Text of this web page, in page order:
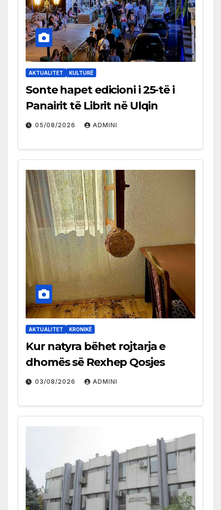
AKTUALITET KULTURË
Sonte hapet edicioni i 25-të i
Panairit të Librit në Ulqin
05/08/2026 ADMINI
AKTUALITET KRONIKË
Kur natyra bëhet rojtarja e
dhomës së Rexhep Qosjes
03/08/2026 ADMINI